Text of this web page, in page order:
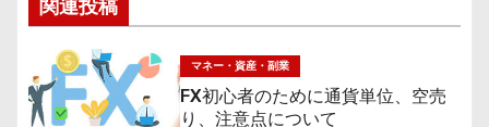
ン
関連投稿
マネー・資産・副業
FX初心者のために通貨単位、空売
り、注意点について